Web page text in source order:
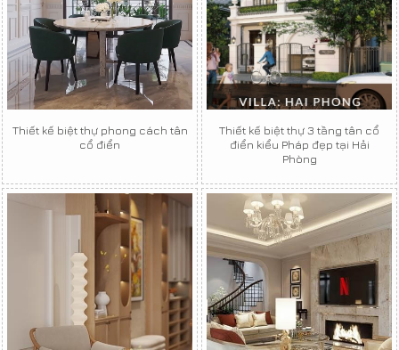
Thiết kế biệt thự phong cách tân
cổ điển
Thiết kế biệt thự 3 tầng tân cổ
điển kiểu Pháp đẹp tại Hải
Phòng